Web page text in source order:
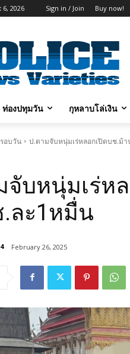
2026 Sign in / Join Buy now!
ท่องปทุมวัน กุหลาบโล่เงิน
อบวัน ป.ตามจับหนุ่มเร่หลอกเปิดบช.ม้
จับหนุ่มเร่ห
ละ1หมื่น
February 26, 2025